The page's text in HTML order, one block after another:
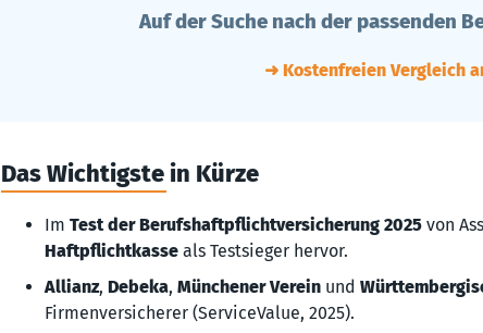
Auf der Suche nach der passenden
➜ Kostenfreien Vergleich
Das Wichtigste in Kürze
Im Test der Berufshaftpflichtversicherung 2025 von
Haftpflichtkasse als Testsieger hervor.
Allianz, Debeka, Münchener Verein und
Firmenversicherer (ServiceValue, 2025).